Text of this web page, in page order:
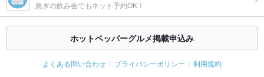
急ぎの飲み会でもネット予約OK！
ホットペッパーグルメ掲載申込み
よくある問い合わせ プライバシーポリシー 利用規約